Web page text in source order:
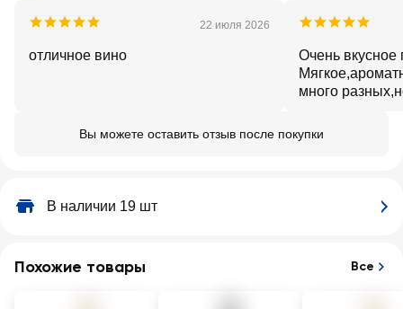
22 июля 2026
отличное вино
Очень вкусное
много
Вы можете оставить отзыв после покупки
В наличии 19 шт
Похожие товары Все